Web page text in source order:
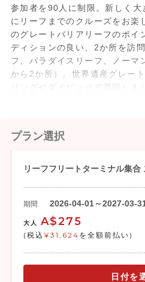
参加者を90人に制限。新しく大
にリーフまでのクルーズをお楽
のグレートバリアリーフのポイ
ディションの良い、2か所を訪
フ、パラダイスリーフ、ノーマ
から2か所）。世界遺産グレー
プラン選択
リーフフリートターミナル集
期間 2026-04-01～2027-03-
大人 A$275
(税込 ¥31,624 を全額前払い)
日付を